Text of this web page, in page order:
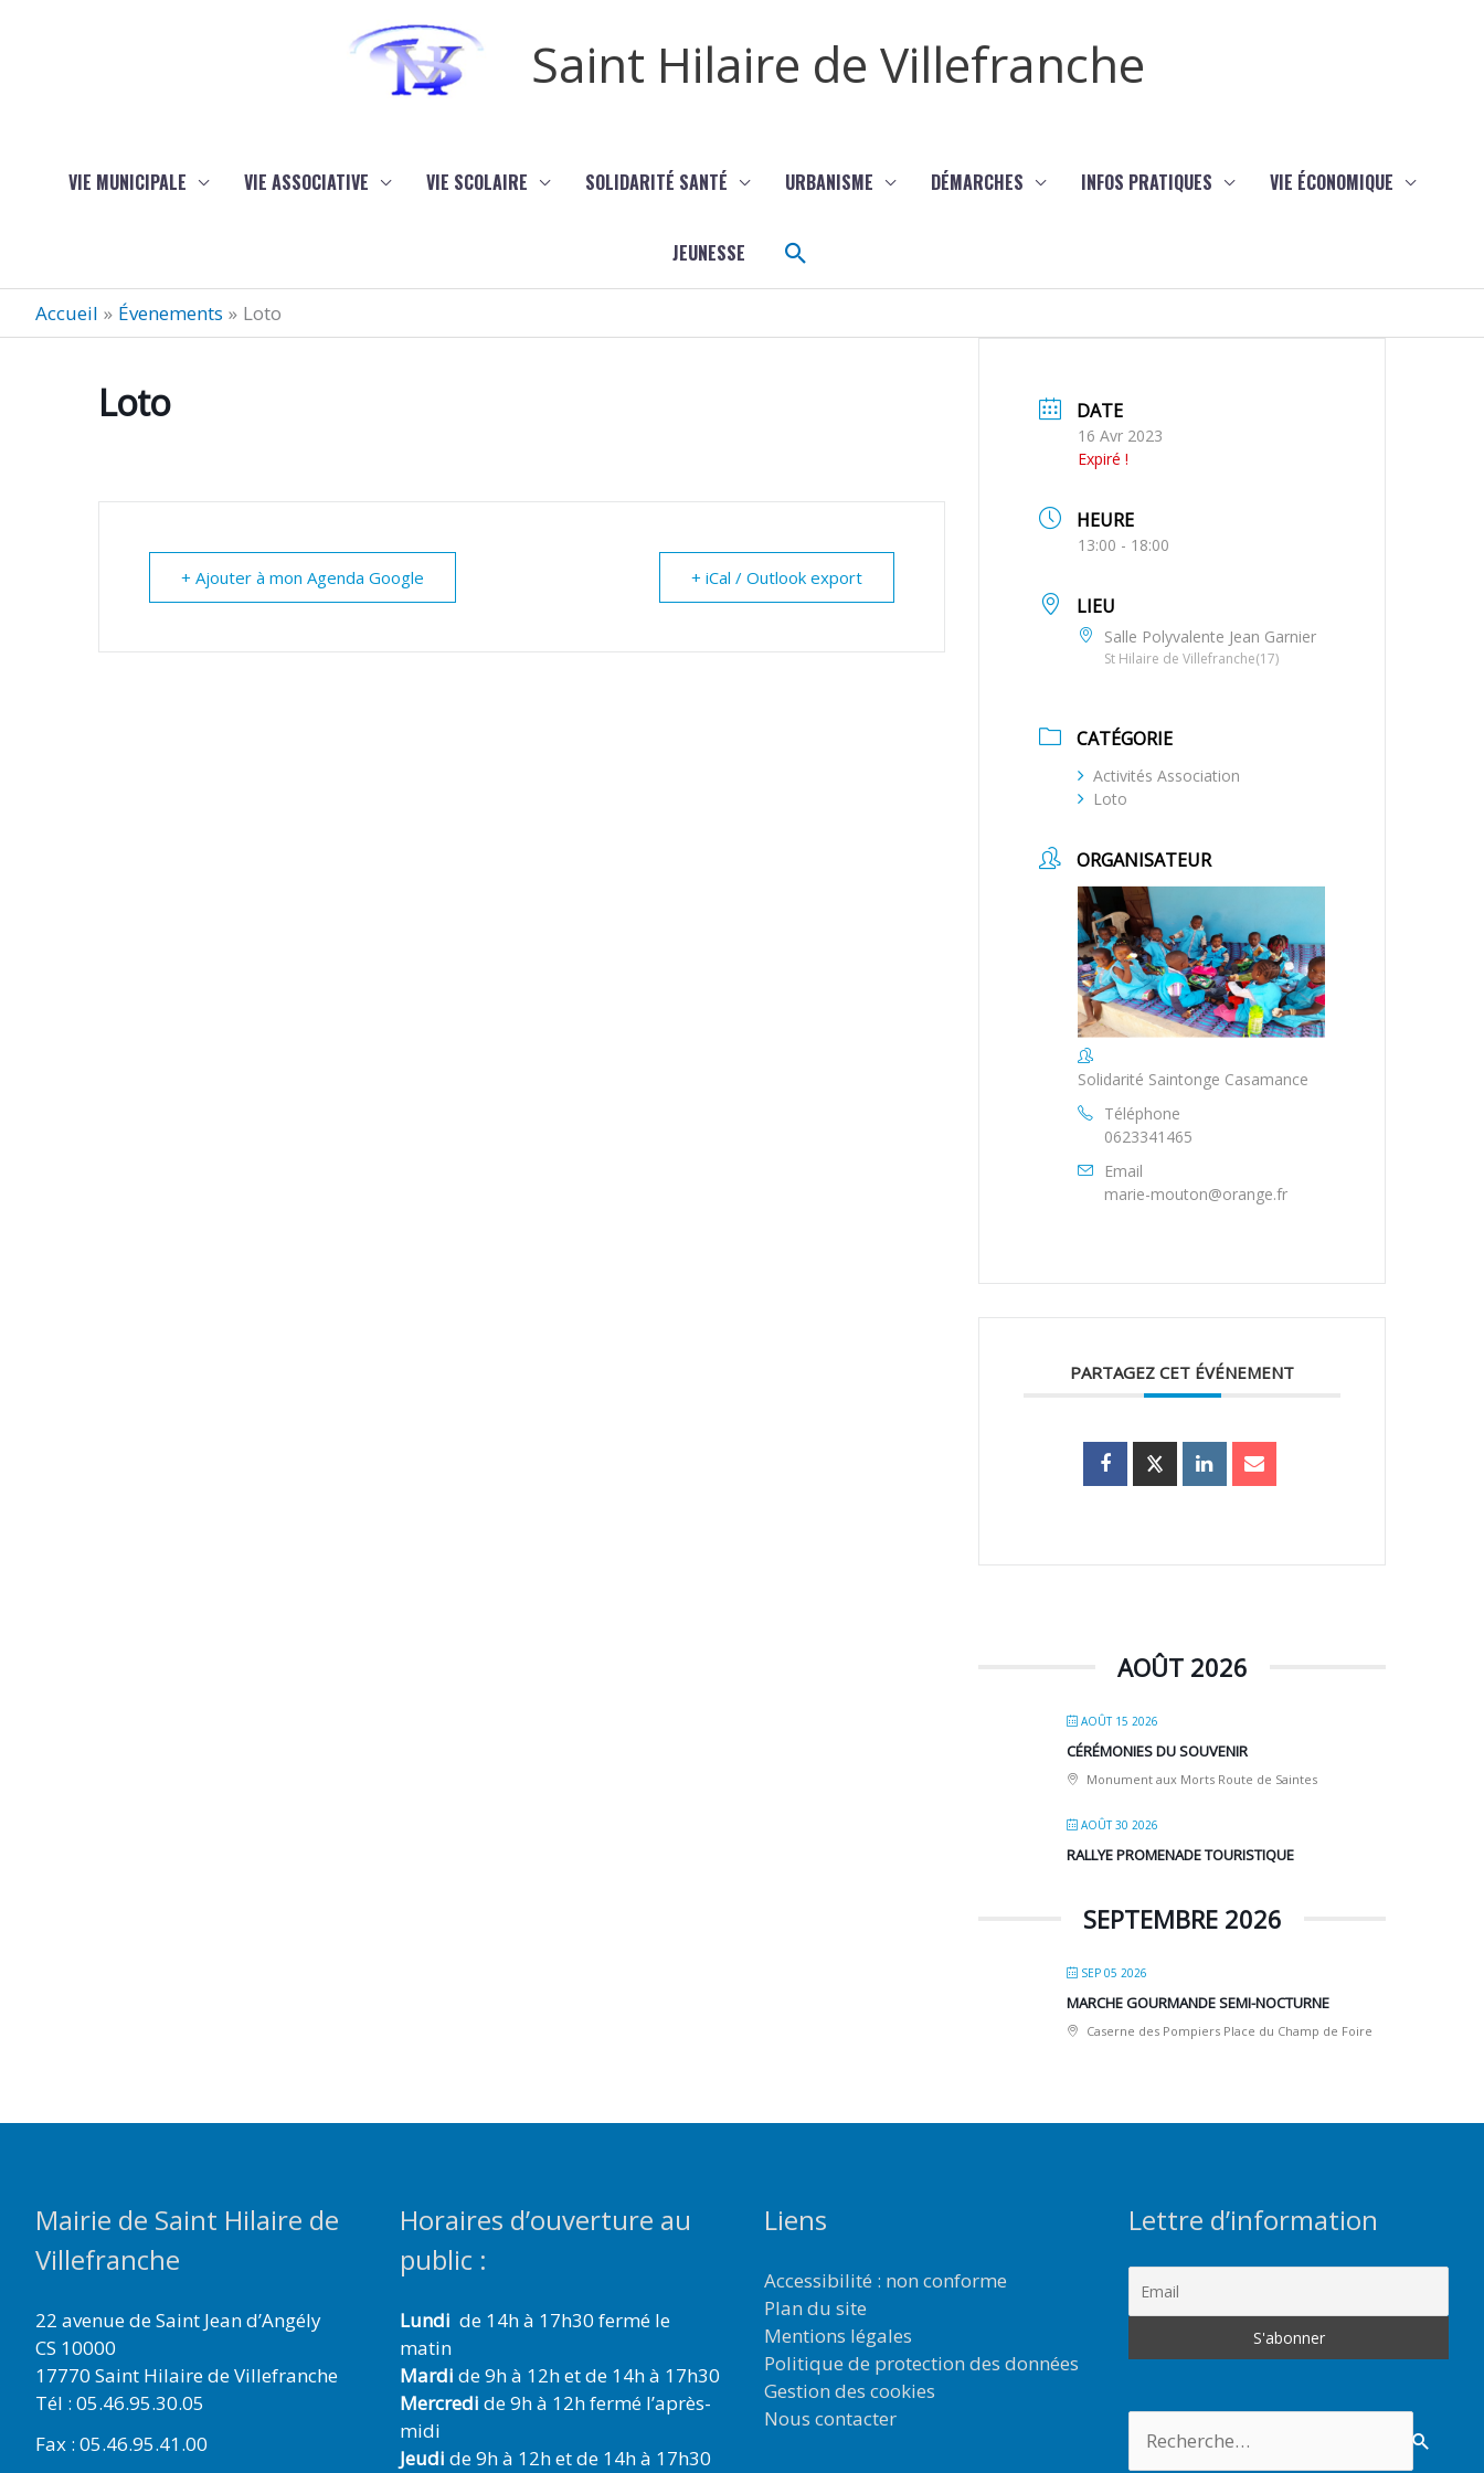
Saint Hilaire de Villefranche
VIE MUNICIPALE VIE ASSOCIATIVE VIE SCOLAIRE SOLIDARITÉ SANTÉ URBANISME DÉMARCHES INFOS PRATIQUES VIE ÉCONOMIQUE
JEUNESSE Rechercher
Accueil Évenements Loto
Loto
+ Ajouter à mon Agenda Google + iCal / Outlook export
DATE
16 Avr 2023
Expiré !
HEURE
13:00 - 18:00
LIEU
Salle Polyvalente Jean Garnier
St Hilaire de Villefranche(17)
CATÉGORIE
Activités Association
Loto
ORGANISATEUR
Solidarité Saintonge Casamance
Téléphone
0623341465
Email
marie-mouton@orange.fr
PARTAGEZ CET ÉVÉNEMENT
AOÛT 2026
AOÛT 15 2026
CÉRÉMONIES DU SOUVENIR
Monument aux Morts Route de Saintes
AOÛT 30 2026
RALLYE PROMENADE TOURISTIQUE
SEPTEMBRE 2026
SEP 05 2026
MARCHE GOURMANDE SEMI-NOCTURNE
Caserne des Pompiers Place du Champ de Foire
Mairie de Saint Hilaire de
Villefranche
22 avenue de Saint Jean d’Angély
CS 10000
17770 Saint Hilaire de Villefranche
Tél : 05.46.95.30.05
Fax : 05.46.95.41.00
Horaires d’ouverture au
public :
Lundi de 14h à 17h30 fermé le
matin
Mardi de 9h à 12h et de 14h à 17h30
Mercredi de 9h à 12h fermé l’après-
midi
Jeudi de 9h à 12h et de 14h à 17h30
Liens
Accessibilité : non conforme
Plan du site
Mentions légales
Politique de protection des données
Gestion des cookies
Nous contacter
Lettre d’information